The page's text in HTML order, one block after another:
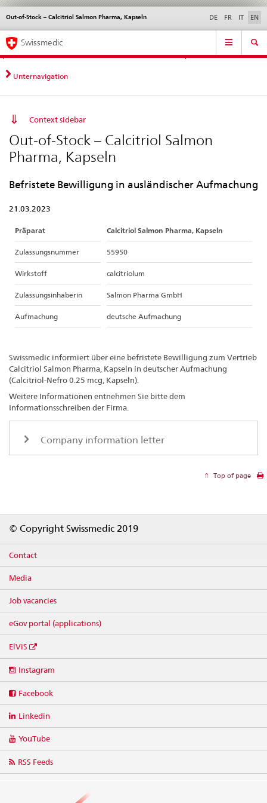
Direct
navigation:
news,
legal
contact
News &
standards
Contact | Support &
Help
Out-of-Stock – Calcitriol Salmon Pharma, Kapseln
Languages DE FR IT EN
Service
Main
Navigation
Swissmedic
Unternavigation
Context sidebar
Out-of-Stock – Calcitriol Salmon
Pharma, Kapseln
Befristete Bewilligung in ausländischer Aufmachung
21.03.2023
Präparat Calcitriol Salmon Pharma, Kapseln
Zulassungsnummer 55950
Wirkstoff calcitriolum
Zulassungsinhaberin Salmon Pharma GmbH
Aufmachung deutsche Aufmachung
Swissmedic informiert über eine befristete Bewilligung zum Vertrieb
Calcitriol Salmon Pharma, Kapseln in deutscher Aufmachung
(Calcitriol-Nefro 0.25 mcg, Kapseln).
Weitere Informationen entnehmen Sie bitte dem
Informationsschreiben der Firma.
Company information letter
Top of page
© Copyright Swissmedic 2019
Contact
Media
Job vacancies
eGov portal (applications)
ElViS
media
Instagram
Facebook
Linkedin
YouTube
RSS Feeds